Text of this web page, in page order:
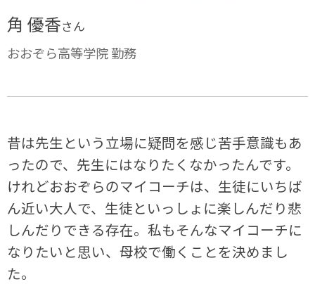
角 優香さん
おおぞら高等学院 勤務
昔は先生という立場に疑問を感じ苦手意識もあ
ったので、先生にはなりたくなかったんです。
けれどおおぞらのマイコーチは、生徒にいちば
ん近い大人で、生徒といっしょに楽しんだり悲
しんだりできる存在。私もそんなマイコーチに
なりたいと思い、母校で働くことを決めまし
た。